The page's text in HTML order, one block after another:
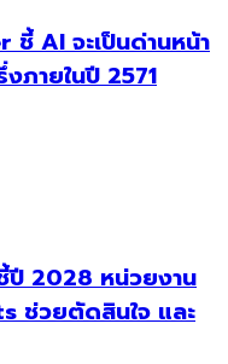
ชี้ AI จะเป็นด่านหน้า
ภายในปี 2571
2028 หน่วยงาน
ช่วยตัดสินใจ และ